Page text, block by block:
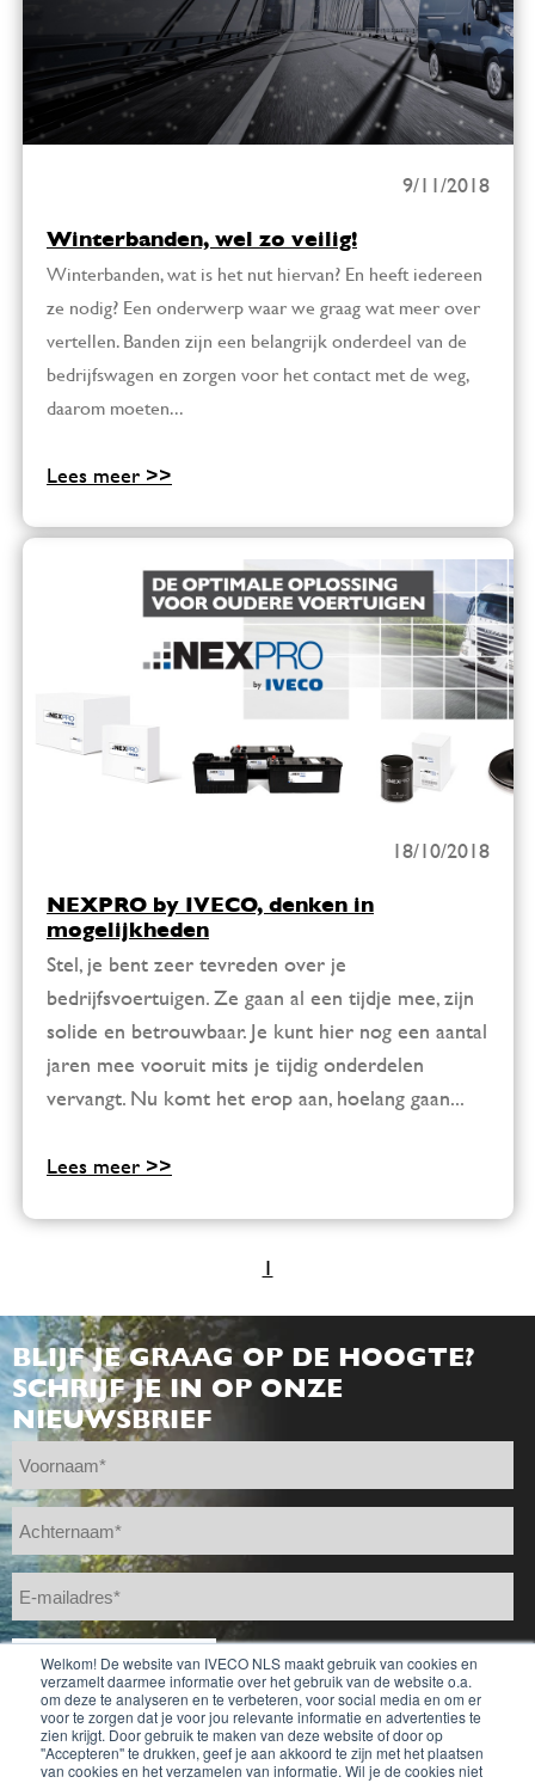
Welkom! De website van IVECO NLS maakt gebruik van cookies en
verzamelt daarmee informatie over het gebruik van de website o.a.
om deze te analyseren en te verbeteren, voor social media en om er
voor te zorgen dat je voor jou relevante informatie en advertenties te
zien krijgt. Door gebruik te maken van deze website of door op
''Accepteren'' te drukken, geef je aan akkoord te zijn met het plaatsen
van cookies en het verzamelen van informatie. Wil je de cookies niet
9/11/2018
Winterbanden, wel zo veilig!
Winterbanden, wat is het nut hiervan? En heeft iedereen
ze nodig? Een onderwerp waar we graag wat meer over
vertellen. Banden zijn een belangrijk onderdeel van de
bedrijfswagen en zorgen voor het contact met de weg,
daarom moeten...
Lees meer >>
18/10/2018
NEXPRO by IVECO, denken in
mogelijkheden
Stel, je bent zeer tevreden over je
bedrijfsvoertuigen. Ze gaan al een tijdje mee, zijn
solide en betrouwbaar. Je kunt hier nog een aantal
jaren mee vooruit mits je tijdig onderdelen
vervangt. Nu komt het erop aan, hoelang gaan...
Lees meer >>
1
BLIJF JE GRAAG OP DE HOOGTE?
SCHRIJF JE IN OP ONZE
NIEUWSBRIEF